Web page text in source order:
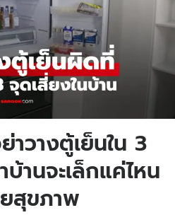
าวางตู้เย็นใน 3
านจะเล็กแค่ไหน
สุขภาพ